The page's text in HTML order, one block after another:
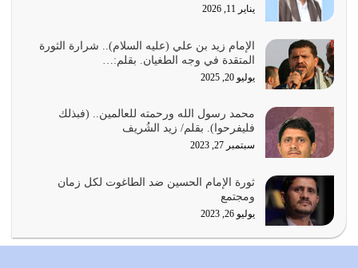
أمة عاجزة عن النهوض…
يوليو 23, 2026
بحبل الله جميعاً وليس كل…
يوليو 22, 2026
يشاء ويذل من يشاء
يوليو 21, 2026
{إِنَّ الدِّينَ عِنْدَ اللَّهِ الْإسْلامُ} الدين الذي شرعه الله للناس في
يناير 11, 2026
الإمام زيد بن علي (عليه السلام).. شرارة الثورة
المتقدة في وجه الطغيان. بقلم:…
يوليو 20, 2025
محمد رسول الله ورحمته للعالمين.. (فبذلك
فليفرحوا). بقلم/ زيد الشُريف
سبتمبر 27, 2023
ثورة الإمام الحسين ضد الطاغوت لكل زمان
ومجتمع
يوليو 26, 2023